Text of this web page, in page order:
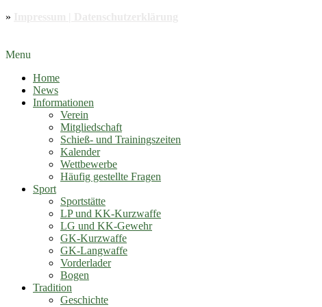
»
Menu
Home
News
Informationen
Verein
Mitgliedschaft
Schieß- und Trainingszeiten
Kalender
Wettbewerbe
Häufig gestellte Fragen
Sport
Sportstätte
LP und KK-Kurzwaffe
LG und KK-Gewehr
GK-Kurzwaffe
GK-Langwaffe
Vorderlader
Bogen
Tradition
Geschichte